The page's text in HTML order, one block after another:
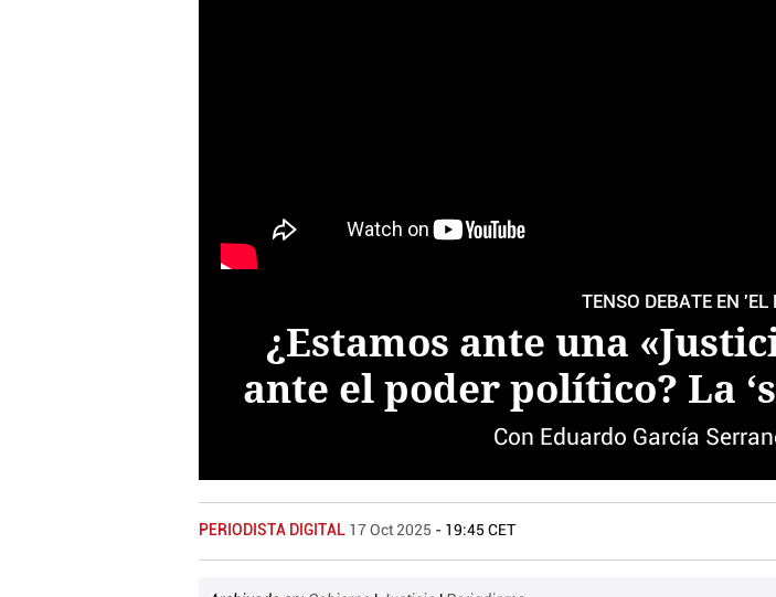
TENSO DEBATE EN
¿Estamos ante una
ante el poder político? La
Con Eduardo García
PERIODISTA DIGITAL 17 Oct 2025 - 19:45 CET